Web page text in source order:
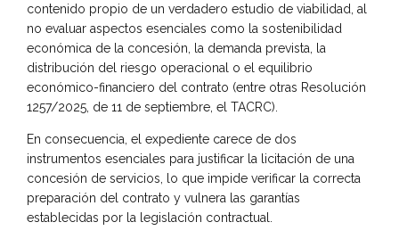
contenido propio de un verdadero estudio de viabilidad, al
no evaluar aspectos esenciales como la sostenibilidad
económica de la concesión, la demanda prevista, la
distribución del riesgo operacional o el equilibrio
económico-financiero del contrato (entre otras Resolución
1257/2025, de 11 de septiembre, el TACRC).
En consecuencia, el expediente carece de dos
instrumentos esenciales para justificar la licitación de una
concesión de servicios, lo que impide verificar la correcta
preparación del contrato y vulnera las garantías
establecidas por la legislación contractual.